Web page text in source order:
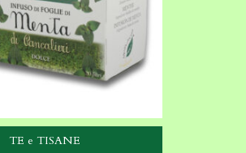
TE e TISANE